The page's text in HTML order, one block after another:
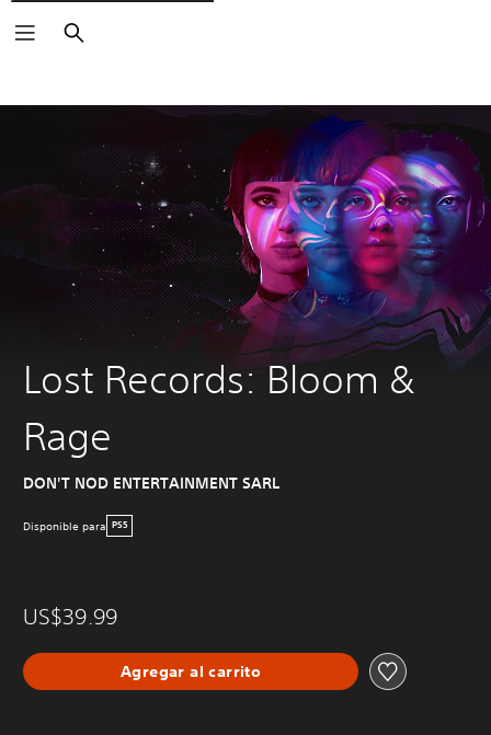
Buscar
Lost Records: Bloom &
Rage
DON'T NOD ENTERTAINMENT SARL
Disponible para PS5
US$39.99
Agregar al carrito